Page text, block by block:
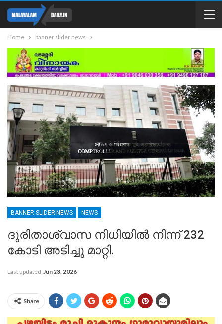
Home banner slider news
BANNER SLIDER NEWS NEWS
ദുരിതാശ്വാസ നിധിയിൽ നിന്ന് 232
കോടി അടിച്ചു മാറ്റി.
Last updated Jun 23, 2026
Share